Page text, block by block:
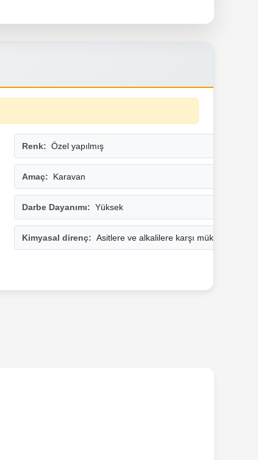
Renk: Özel yapılmış
Amaç: Karavan
Darbe Dayanımı: Yüksek
Kimyasal direnç: Asitlere ve alkalilere karşı mükemmel